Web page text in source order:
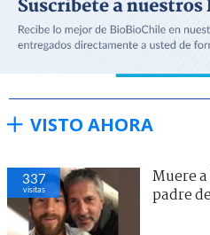
VISTO AHORA
337
visitas
Muere a
padre